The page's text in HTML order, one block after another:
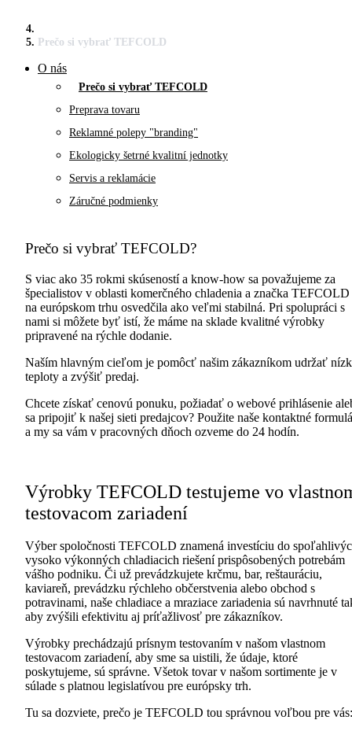
Prečo si vybrať TEFCOLD
O nás
Prečo si vybrať TEFCOLD
Preprava tovaru
Reklamné polepy "branding"
Ekologicky šetrné kvalitní jednotky
Servis a reklamácie
Záručné podmienky
Prečo si vybrať TEFCOLD?
S viac ako 35 rokmi skúseností a know-how sa považujeme za
špecialistov v oblasti komerčného chladenia a značka TEFCOLD
na európskom trhu osvedčila ako veľmi stabilná. Pri spolupráci s
nami si môžete byť istí, že máme na sklade kvalitné výrobky
pripravené na rýchle dodanie.
Naším hlavným cieľom je pomôcť našim zákazníkom udržať
teploty a zvýšiť predaj.
Chcete získať cenovú ponuku, požiadať o webové prihlásenie
sa pripojiť k našej sieti predajcov? Použite naše kontaktné
a my sa vám v pracovných dňoch ozveme do 24 hodín.
Výrobky TEFCOLD testujeme vo
testovacom zariadení
Výber spoločnosti TEFCOLD znamená investíciu do
vysoko výkonných chladiacich riešení prispôsobených potrebám
vášho podniku. Či už prevádzkujete krčmu, bar, reštauráciu,
kaviareň, prevádzku rýchleho občerstvenia alebo obchod s
potravinami, naše chladiace a mraziace zariadenia sú navrhnuté
aby zvýšili efektivitu aj príťažlivosť pre zákazníkov.
Výrobky prechádzajú prísnym testovaním v našom vlastnom
testovacom zariadení, aby sme sa uistili, že údaje, ktoré
poskytujeme, sú správne. Všetok tovar v našom sortimente je v
súlade s platnou legislatívou pre európsky trh.
Tu sa dozviete, prečo je TEFCOLD tou správnou voľbou pre vás: